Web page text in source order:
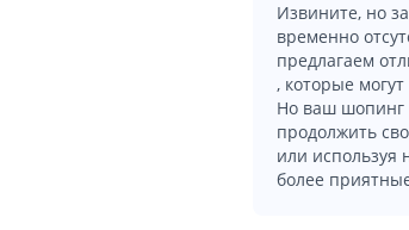
Извините, но
временно
предлагаем
, которые
Но ваш шопинг
продолжить
или
более